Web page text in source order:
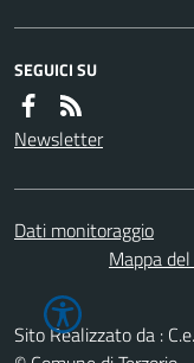
SEGUICI SU
Newsletter
Dati monitoraggio
Mappa
Sito Realizzato da :